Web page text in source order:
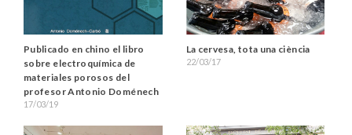
Publicado en chino el libro
sobre electroquímica de
materiales porosos del
profesor Antonio Doménech
17/03/19
La cervesa, tota una ciència
22/03/17